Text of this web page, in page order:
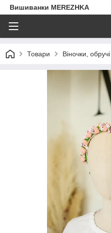
Вишиванки MEREZHKA
Товари Віночки, обручі